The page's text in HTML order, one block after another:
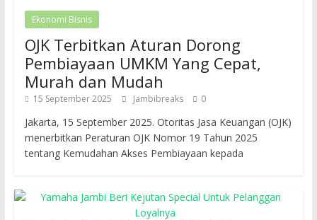
Ekonomi Bisnis
OJK Terbitkan Aturan Dorong
Pembiayaan UMKM Yang Cepat,
Murah dan Mudah
15 September 2025 Jambibreaks 0
Jakarta, 15 September 2025. Otoritas Jasa Keuangan (OJK)
menerbitkan Peraturan OJK Nomor 19 Tahun 2025
tentang Kemudahan Akses Pembiayaan kepada